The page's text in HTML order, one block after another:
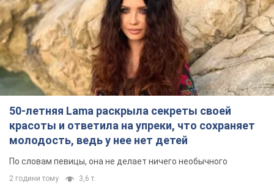
50-летняя Lama раскрыла секреты своей
красоты и ответила на упреки, что сохраняет
молодость, ведь у нее нет детей
По словам певицы, она не делает ничего необычного
2 години тому 3,6 т.